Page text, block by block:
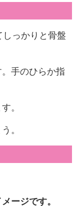
っかりと骨盤
手のひらか指
。
。
ージです。